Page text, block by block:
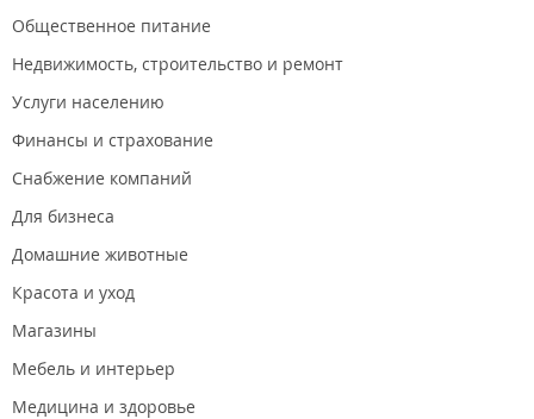
Общественное питание
Недвижимость, строительство и ремонт
Услуги населению
Финансы и страхование
Снабжение компаний
Для бизнеса
Домашние животные
Красота и уход
Магазины
Мебель и интерьер
Медицина и здоровье